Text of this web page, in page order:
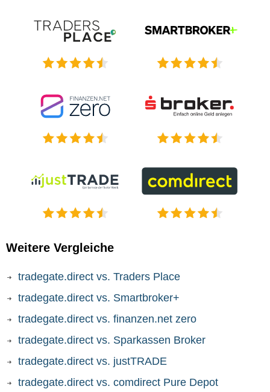
Weitere Vergleiche
tradegate.direct vs. Traders Place
tradegate.direct vs. Smartbroker+
tradegate.direct vs. finanzen.net zero
tradegate.direct vs. Sparkassen Broker
tradegate.direct vs. justTRADE
tradegate.direct vs. comdirect Pure Depot